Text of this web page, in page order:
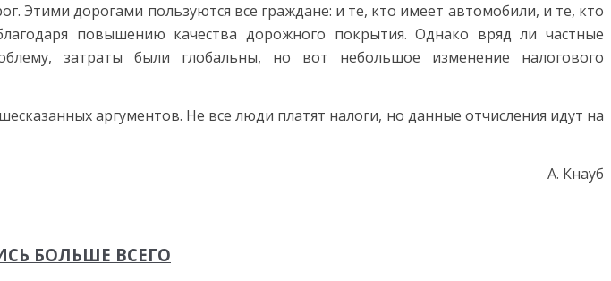
Этими дорогами пользуются все граждане: и те, кто имеет автомобили, и те, кто
повышению качества дорожного покрытия. Однако вряд ли частные
затраты были глобальны, но вот небольшое изменение налогового
аргументов. Не все люди платят налоги, но данные отчисления идут на
А. Кнауб
БОЛЬШЕ ВСЕГО